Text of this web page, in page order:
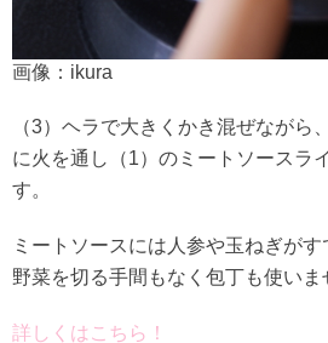
画像：ikura
（3）ヘラで大きくかき混ぜながら
に火を通し（1）のミートソースラ
す。
ミートソースには人参や玉ねぎがす
野菜を切る手間もなく包丁も使いま
詳しくはこちら！